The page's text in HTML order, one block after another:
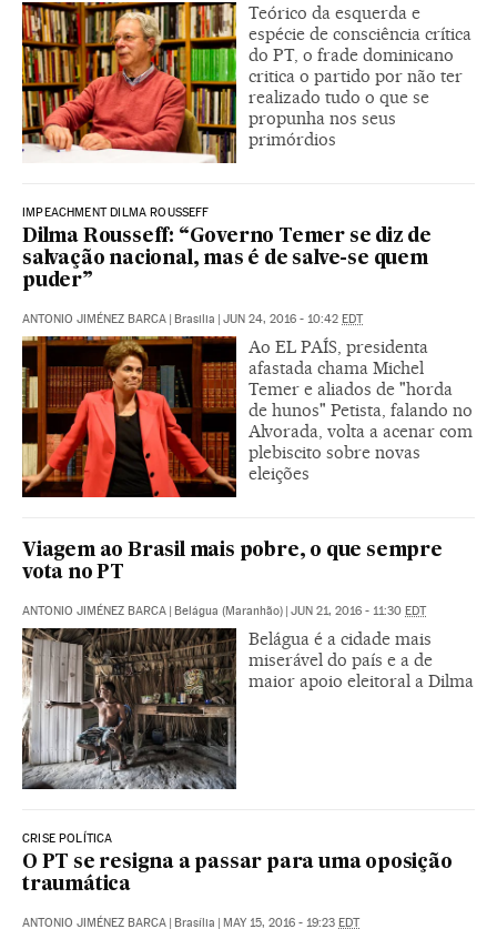
Teórico da esquerda e
espécie de consciência crítica
do PT, o frade dominicano
critica o partido por não ter
realizado tudo o que se
propunha nos seus
primórdios
IMPEACHMENT DILMA ROUSSEFF
Dilma Rousseff: “Governo Temer se diz de
salvação nacional, mas é de salve-se quem
puder”
ANTONIO JIMÉNEZ BARCA | Brasilia | JUN 24, 2016 - 10:42 EDT
Ao EL PAÍS, presidenta
afastada chama Michel
Temer e aliados de "horda
de hunos" Petista, falando no
Alvorada, volta a acenar com
plebiscito sobre novas
eleições
Viagem ao Brasil mais pobre, o que sempre
vota no PT
ANTONIO JIMÉNEZ BARCA | Belágua (Maranhão) | JUN 21, 2016 - 11:30 EDT
Belágua é a cidade mais
miserável do país e a de
maior apoio eleitoral a Dilma
CRISE POLÍTICA
O PT se resigna a passar para uma oposição
traumática
ANTONIO JIMÉNEZ BARCA | Brasília | MAY 15, 2016 - 19:23 EDT